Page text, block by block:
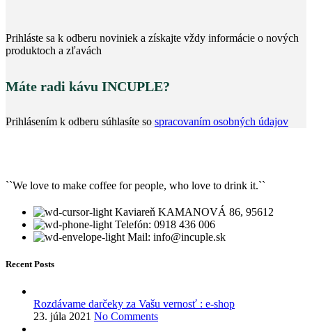
Prihláste sa k odberu noviniek a získajte vždy informácie o nových
produktoch a zľavách
Máte radi kávu INCUPLE?
Prihlásením k odberu súhlasíte so spracovaním osobných údajov
``We love to make coffee for people, who love to drink it.``
Kaviareň KAMANOVÁ 86, 95612
Telefón: 0918 436 006
Mail: info@incuple.sk
Recent Posts
Rozdávame darčeky za Vašu vernosť : e-shop
23. júla 2021 No Comments